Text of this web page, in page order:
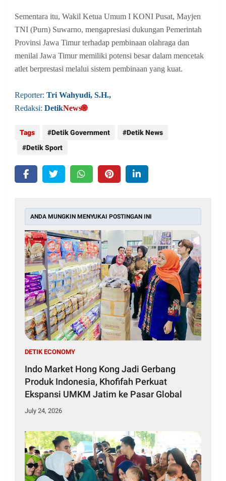
Sementara itu, Wakil Ketua Umum I KONI Pusat, Mayjen
TNI (Purn) Suwarno, mengapresiasi dukungan Pemerintah
Provinsi Jawa Timur terhadap pembinaan olahraga dan
menilai Jawa Timur memiliki potensi besar dalam mencetak
atlet berprestasi melalui sistem pembinaan yang kuat.
Reporter: Tri Wahyudi, S.H.,
Redaksi: DetikNews🌐
Tags Detik Government
Detik News
Detik Sport
ANDA MUNGKIN MENYUKAI POSTINGAN INI
DETIK ECONOMY
Indo Market Hong Kong Jadi Gerbang
Produk Indonesia, Khofifah Perkuat
Ekspansi UMKM Jatim ke Pasar Global
July 24, 2026